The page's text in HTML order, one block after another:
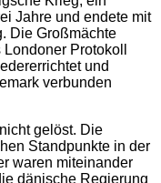
Jahre und endete mit
Die Großmächte
Protokoll
und
verbunden
gelöst. Die
Standpunkte in der
waren miteinander
dänische Regierung